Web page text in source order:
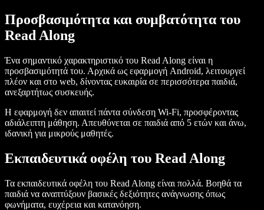
Προσβασιμότητα και συμβατότητα του
Read Along
Ένα σημαντικό χαρακτηριστικό του Read Along είναι η
προσβασιμότητά του. Αρχικά ως εφαρμογή Android, λειτουργεί
πλέον και στο web, δίνοντας ευκαιρία σε περισσότερα παιδιά,
ανεξαρτήτως συσκευής.
Η εφαρμογή δεν απαιτεί πάντα σύνδεση Wi-Fi, προσφέροντας
αδιάλειπτη μάθηση. Απευθύνεται σε παιδιά από 5 ετών και άνω,
ιδανική για μικρούς μαθητές.
Εκπαιδευτικά οφέλη του Read Along
Τα εκπαιδευτικά οφέλη του Read Along είναι πολλά. Βοηθά τα
παιδιά να αναπτύξουν βασικές δεξιότητες ανάγνωσης όπως
φωνήματα, ευχέρεια και κατανόηση.